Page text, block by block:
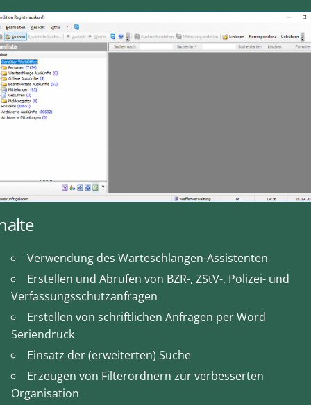
Verwendung des Warteschlangen-Assistenten
Erstellen und Abrufen von BZR-, ZStV-, Polizei- und
Verfassungsschutzanfragen
Erstellen von schriftlichen Anfragen per Word
Seriendruck
Einsatz der (erweiterten) Suche
Erzeugen von Filterordnern zur verbesserten
Organisation